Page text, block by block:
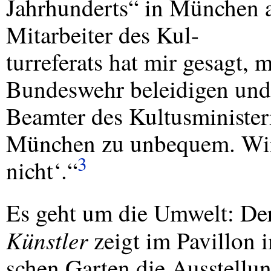
Jahrhunderts“ in
Mitarbeiter des Kul-
turreferats hat mir gesagt,
Bundeswehr beleidigen
Beamter des
München zu unbequem.
nicht‘.“3
Es geht um die Umwelt:
Künstlerzeigt im Pavillon